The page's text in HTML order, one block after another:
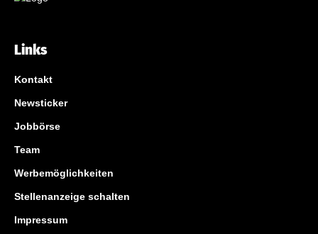
Links
Kontakt
Newsticker
Jobbörse
Team
Werbemöglichkeiten
Stellenanzeige schalten
Impressum